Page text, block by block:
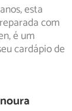
esta
com
é um
cardápio de